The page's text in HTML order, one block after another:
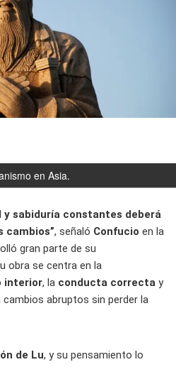
en Asia.
y sabiduría constantes deberá
cambios”, señaló Confucio en la
gran parte de su
obra se centra en la
interior, la conducta correcta y
abruptos sin perder la
de Lu, y su pensamiento lo